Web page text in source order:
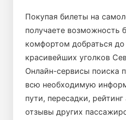
Покупая билеты на
получаете возможность
комфортом добраться до
красивейших уголков
Онлайн-сервисы поиска
всю необходимую
пути, пересадки,
отзывы других